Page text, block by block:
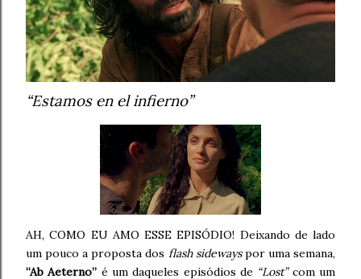
“Estamos en el infierno”
AH, COMO EU AMO ESSE EPISÓDIO! Deixando de lado
um pouco a proposta dos flash sidewayspor uma semana,
“Ab Aeterno” é um daqueles episódios de “Lost”com um